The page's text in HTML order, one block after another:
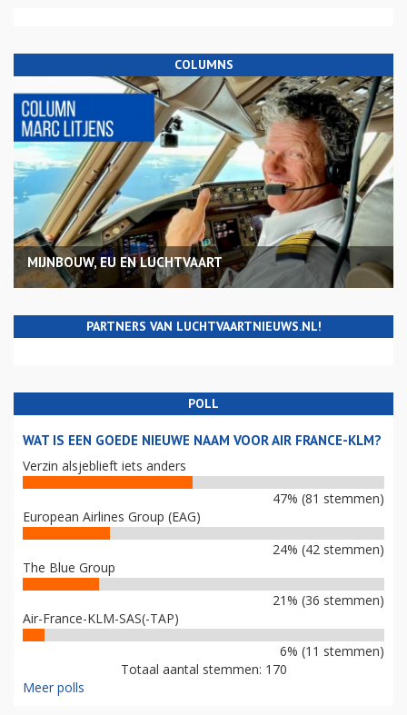
COLUMNS
MIJNBOUW, EU EN LUCHTVAART
PARTNERS VAN LUCHTVAARTNIEUWS.NL!
POLL
WAT IS EEN GOEDE NIEUWE NAAM VOOR AIR FRANCE-KLM?
Verzin alsjeblieft iets anders
47% (81 stemmen)
European Airlines Group (EAG)
24% (42 stemmen)
The Blue Group
21% (36 stemmen)
Air-France-KLM-SAS(-TAP)
6% (11 stemmen)
Totaal aantal stemmen: 170
Meer polls